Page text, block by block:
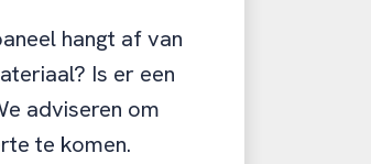
hangt af van
Is er een
adviseren om
te komen.